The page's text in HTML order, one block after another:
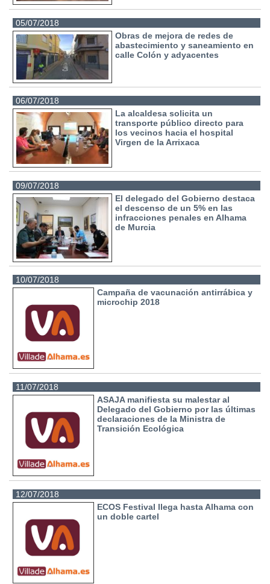
05/07/2018
Obras de mejora de redes de
abastecimiento y saneamiento en
calle Colón y adyacentes
06/07/2018
La alcaldesa solicita un
transporte público directo para
los vecinos hacia el hospital
Virgen de la Arrixaca
09/07/2018
El delegado del Gobierno destaca
el descenso de un 5% en las
infracciones penales en Alhama
de Murcia
10/07/2018
Campaña de vacunación antirrábica y
microchip 2018
11/07/2018
ASAJA manifiesta su malestar al
Delegado del Gobierno por las últimas
declaraciones de la Ministra de
Transición Ecológica
12/07/2018
ECOS Festival llega hasta Alhama con
un doble cartel